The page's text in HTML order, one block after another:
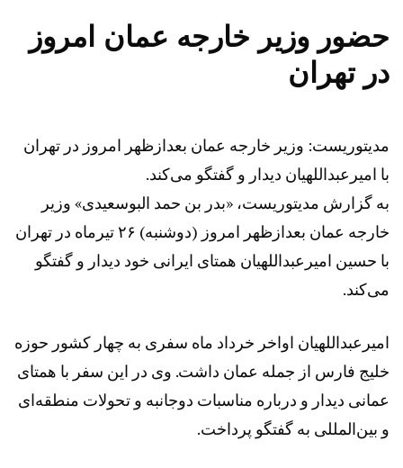
حضور وزیر خارجه عمان امروز
در تهران
مدیتوریست: وزیر خارجه عمان بعدازظهر امروز در تهران
با امیرعبداللهیان دیدار و گفتگو می‌کند.
به گزارش مدیتوریست، «بدر بن حمد البوسعیدی» وزیر
خارجه عمان بعدازظهر امروز (دوشنبه) ۲۶ تیرماه در تهران
با حسین امیرعبداللهیان همتای ایرانی خود دیدار و گفتگو
می‌کند.
امیرعبداللهیان اواخر خرداد ماه سفری به چهار کشور حوزه
خلیج فارس از جمله عمان داشت. وی در این سفر با همتای
عمانی دیدار و درباره مناسبات دوجانبه و تحولات منطقه‌ای
و بین‌المللی به گفتگو پرداخت.